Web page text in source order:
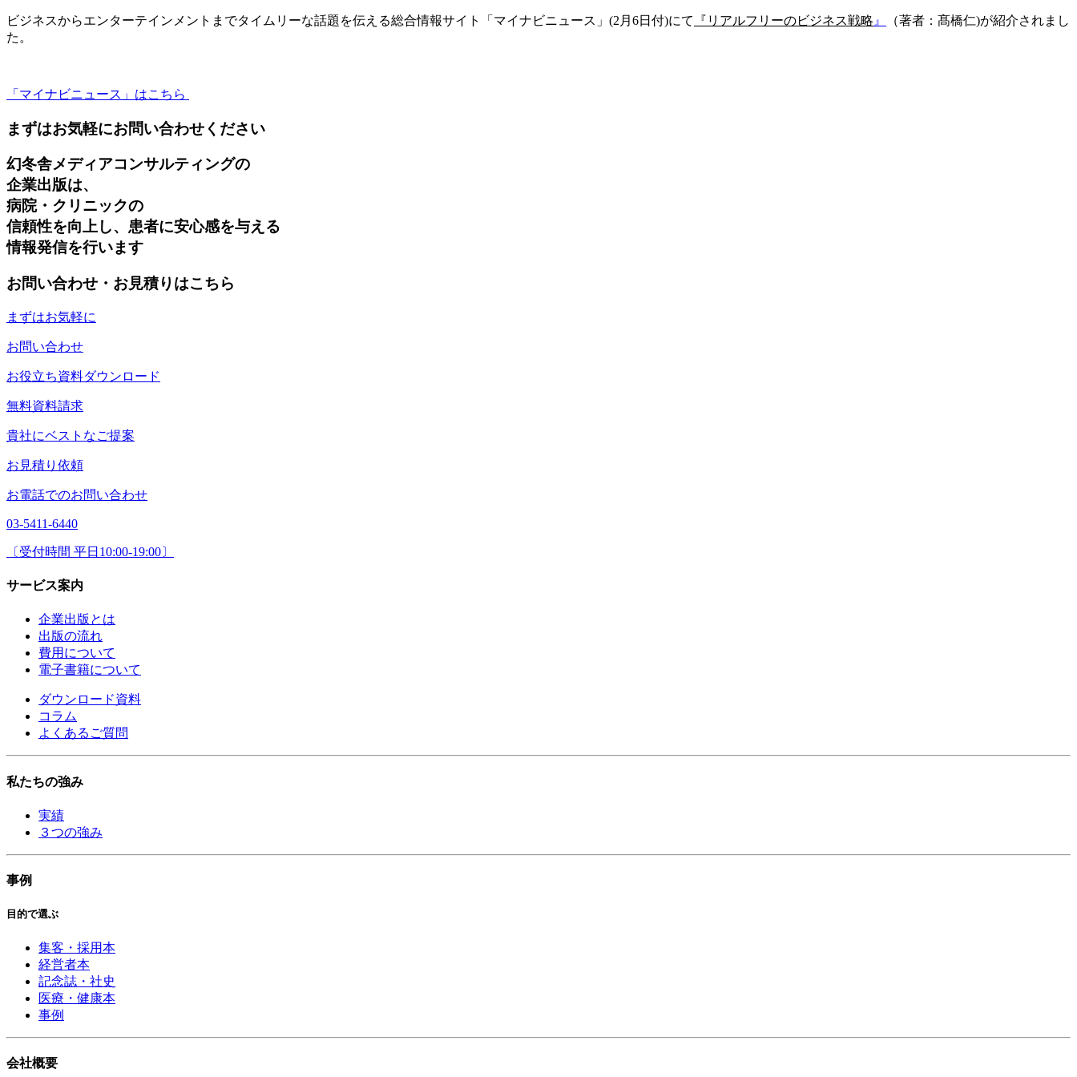
ビジネスからエンターテインメントまでタイムリーな話題を伝える総合情報サイト「マイナビニュース」(2月6日付)にて 『リアルフリーのビジネス戦略 』
（著者：髙橋仁)が紹介されまし
た。
「マイナビニュース」はこちら
まずはお気軽にお問い合わせください
幻冬舎メディアコンサルティングの
企業出版は、
病院・クリニックの
信頼性を向上し、患者に安心感を与える
情報発信を行います
お問い合わせ・お見積りはこちら
まずはお気軽に
お問い合わせ
お役立ち資料ダウンロード
無料資料請求
貴社にベストなご提案
お見積り依頼
お電話でのお問い合わせ
03-5411-6440
〔受付時間 平日10:00-19:00〕
サービス案内
企業出版とは
出版の流れ
費用について
電子書籍について
ダウンロード資料
コラム
よくあるご質問
私たちの強み
実績
３つの強み
事例
目的で選ぶ
集客・採用本
経営者本
記念誌・社史
医療・健康本
事例
会社概要